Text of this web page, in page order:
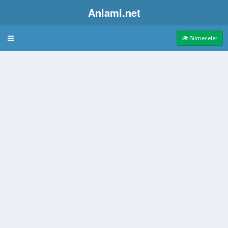
Anlami.net
Bulmaca Bilmeceler